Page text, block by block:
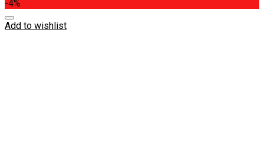
-4%
Add to wishlist